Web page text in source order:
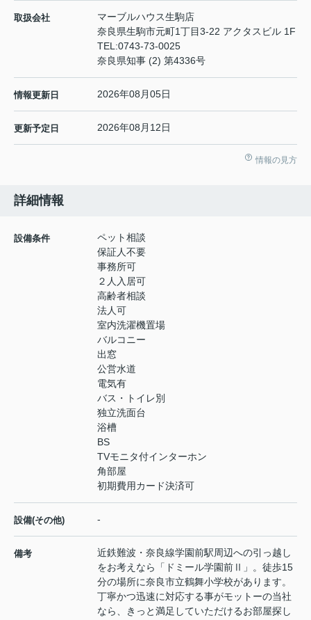
取扱会社
マーブルハウス生駒店
奈良県生駒市元町1丁目3-22 アクタスビル 1F
TEL:0743-73-0025
奈良県知事 (2) 第4336号
情報更新日 2026年08月05日
更新予定日 2026年08月12日
情報の見方
詳細情報
設備条件
ペット相談
保証人不要
事務所可
２人入居可
高齢者相談
法人可
室内洗濯機置場
バルコニー
出窓
公営水道
電気有
バス・トイレ別
独立洗面台
浴槽
BS
TVモニタ付インターホン
角部屋
初期費用カード決済可
設備(その他) -
備考
近鉄難波・奈良線学園前駅周辺への引っ越し
をお考えなら「ドミール学園前Ⅱ」。徒歩15
分の場所に奈良市立鶴舞小学校があります。
丁寧かつ迅速に対応する事がモットーの当社
なら、きっと満足していただけるお部屋探し